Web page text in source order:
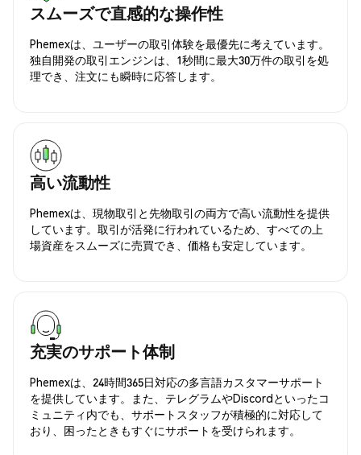
スムーズで直感的な操作性
Phemexは、ユーザーの取引体験を最優先に考えています。
独自開発の取引エンジンは、1秒間に最大30万件の取引を処
理でき、注文にも瞬時に応答します。
高い流動性
Phemexは、現物取引と先物取引の両方で高い流動性を提供
しています。取引が活発に行われているため、すべての上
場資産をスムーズに売買でき、価格も安定しています。
充実のサポート体制
Phemexは、24時間365日対応の多言語カスタマーサポート
を提供しています。また、テレグラムやDiscordといったコ
ミュニティ内でも、サポートスタッフが積極的に対応して
おり、困ったときもすぐにサポートを受けられます。